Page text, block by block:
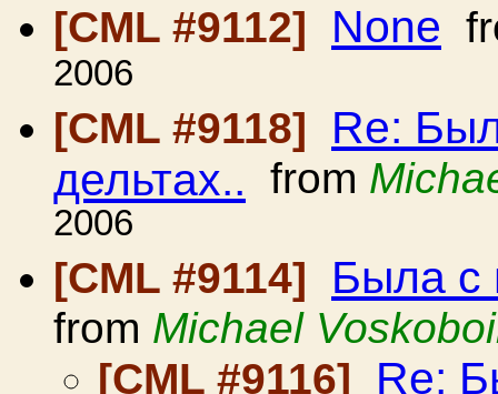
[CML #9112] None
2006
[CML #9118]
Re:
дельтах.. from
2006
[CML #9114]
Была с
from Michael
[CML #9116]
Re: